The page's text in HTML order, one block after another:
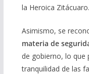
la Heroica Zitácuaro.
Asimismo, se
materia de
de gobierno, lo que
tranquilidad de las